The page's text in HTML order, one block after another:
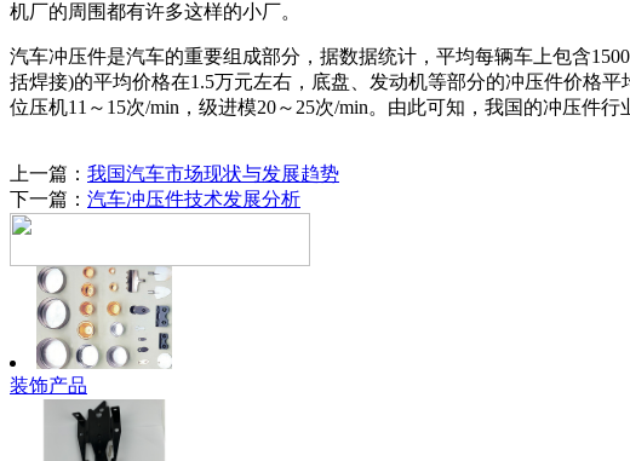
机厂的周围都有许多这样的小厂。
汽车冲压件是汽车的重要组成部分，据数据统计，平均每辆车上包含
括焊接)的平均价格在1.5万元左右，底盘、发动机等部分的冲压件价格
位压机11～15次/min，级进模20～25次/min。由此可知，我国的冲压件行
上一篇： 我国汽车市场现状与发展趋势
下一篇： 汽车冲压件技术发展分析
装饰产品